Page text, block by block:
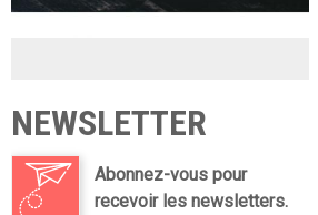
NEWSLETTER
Abonnez-vous pour
recevoir les newsletters.